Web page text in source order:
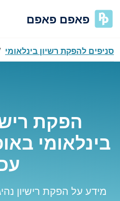
פאפם פאפם
סניפים להפקת רשיון בינלאומי
הפקת
בינלאומי
מידע על הפקת רישיון